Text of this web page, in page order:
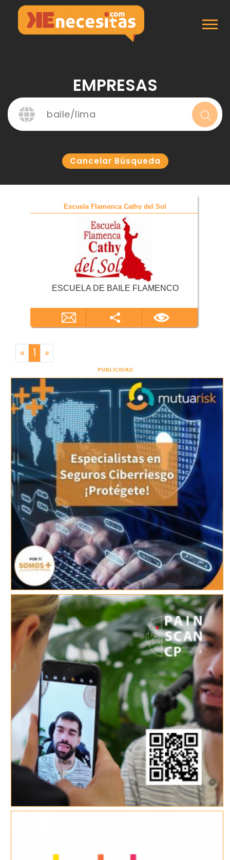
EMPRESAS
Cancelar Búsqueda
Escuela Flamenca Cathy del Sol
ESCUELA DE BAILE FLAMENCO
« 1 »